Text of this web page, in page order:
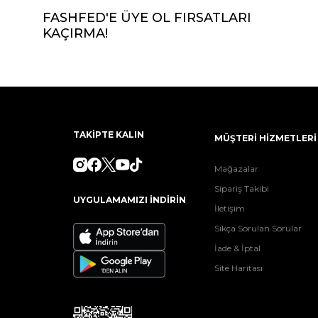
FASHFED'E ÜYE OL FIRSATLARI
KAÇIRMA!
TAKİPTE KALIN
UYGULAMAMIZI İNDİRİN
MÜŞTERİ HİZMETLERİ
Mağazalar
Sipariş Takibi
İletişim
Sıkça Sorulan Sorular
İade & İptal
Site Haritası